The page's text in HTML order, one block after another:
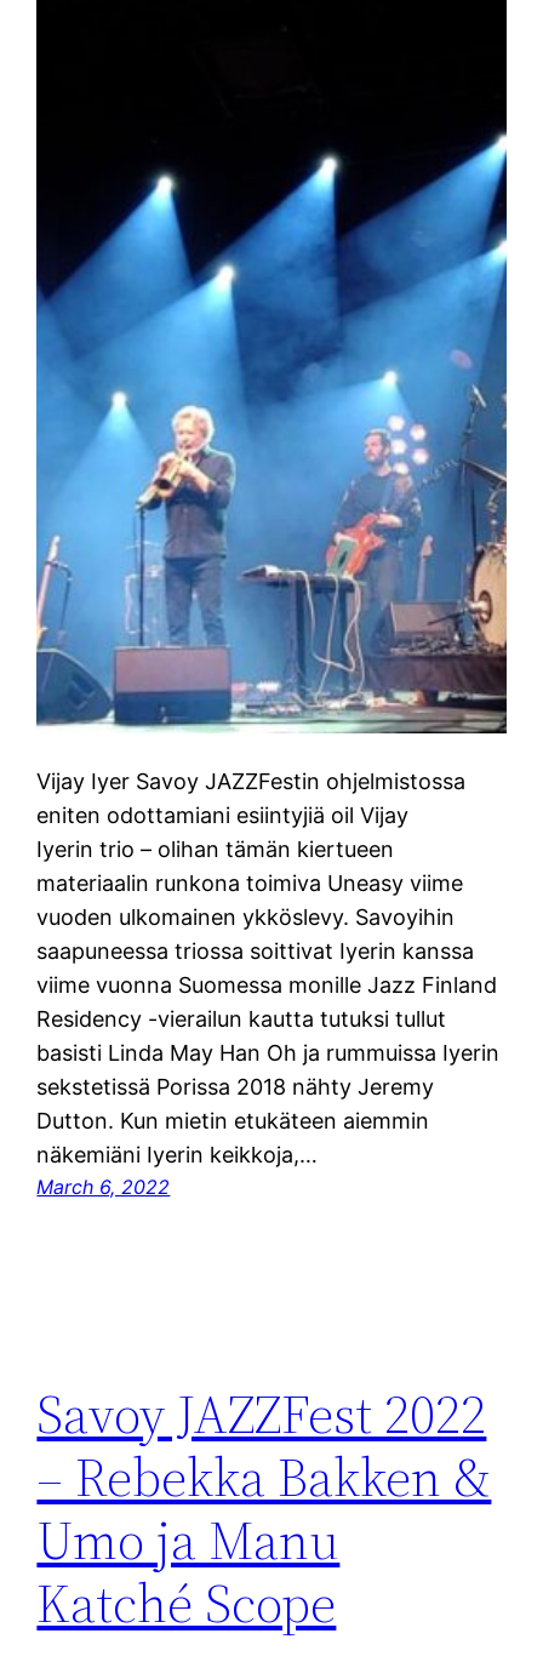
Vijay Iyer Savoy JAZZFestin ohjelmistossa
eniten odottamiani esiintyjiä oil Vijay
Iyerin trio – olihan tämän kiertueen
materiaalin runkona toimiva Uneasy viime
vuoden ulkomainen ykköslevy. Savoyihin
saapuneessa triossa soittivat Iyerin kanssa
viime vuonna Suomessa monille Jazz Finland
Residency -vierailun kautta tutuksi tullut
basisti Linda May Han Oh ja rummuissa Iyerin
sekstetissä Porissa 2018 nähty Jeremy
Dutton. Kun mietin etukäteen aiemmin
näkemiäni Iyerin keikkoja,…
March 6, 2022
Savoy JAZZFest 2022
– Rebekka Bakken &
Umo ja Manu
Katché Scope